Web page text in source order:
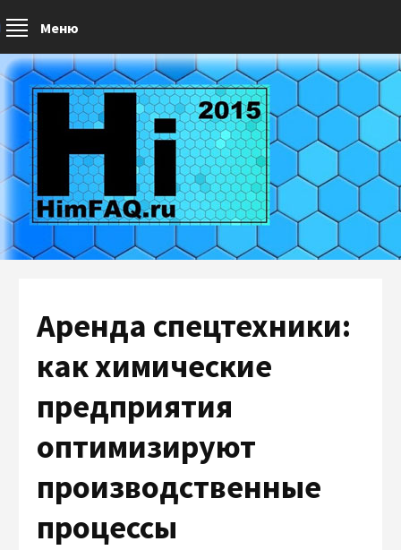
Меню
Аренда спецтехники:
как химические
предприятия
оптимизируют
производственные
процессы